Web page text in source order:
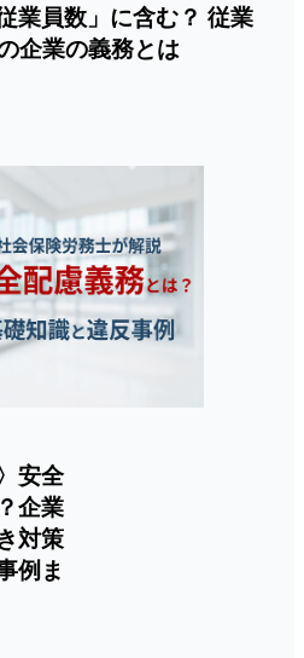
業員数」に含む？ 従業
企業の義務とは
安全
企業
対策
例ま